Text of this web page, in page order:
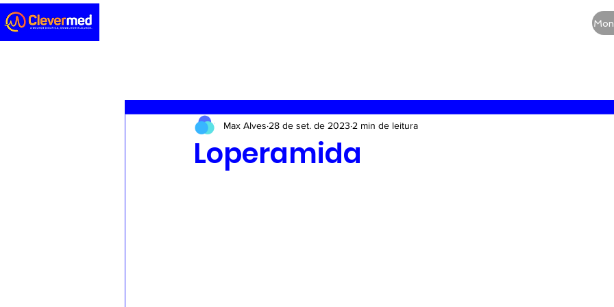
Casos clínicos Concursos
Loperamida
Max Alves 28 de set. de 2023 2 min de leitura